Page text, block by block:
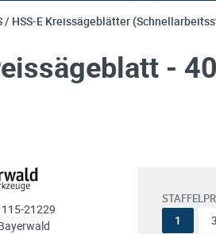
/ HSS-E Kreissägeblätter
-
115-21229
1 3